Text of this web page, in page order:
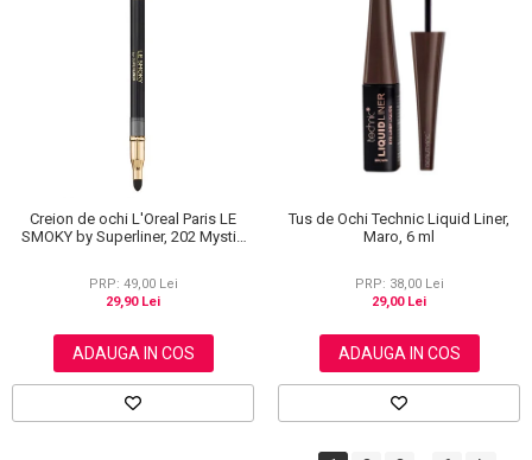
Creion de ochi L'Oreal Paris LE
SMOKY by Superliner, 202 Mystic
PRP: 49,00 Lei
29,90 Lei
ADAUGA IN COS
Tus de Ochi Technic Liquid Liner,
Maro, 6 ml
PRP: 38,00 Lei
29,00 Lei
ADAUGA IN COS